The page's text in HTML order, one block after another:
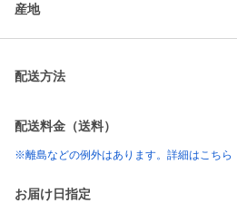
産地
配送方法
配送料金（送料）
※離島などの例外はあります。詳細はこちら
お届け日指定